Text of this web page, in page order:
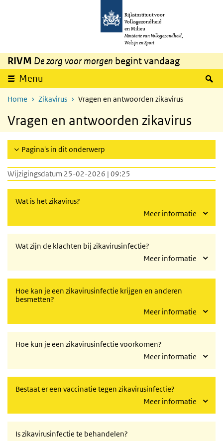
Overslaan en naar de inhoud gaan
Rijksinstituut voor
Volksgezondheid
en Milieu
Ministerie van Volksgezondheid,
Welzijn en Sport
RIVM De zorg voor morgen begint vandaag
Menu
Home Zikavirus Vragen en antwoorden zikavirus
Vragen en antwoorden zikavirus
Pagina's in dit onderwerp
Wijzigingsdatum 25-02-2026 | 09:25
Wat is het zikavirus?
Meer informatie
Wat zijn de klachten bij zikavirusinfectie?
Meer informatie
Hoe kan je een zikavirusinfectie krijgen en anderen
besmetten?
Meer informatie
Hoe kun je een zikavirusinfectie voorkomen?
Meer informatie
Bestaat er een vaccinatie tegen zikavirusinfectie?
Meer informatie
Is zikavirusinfectie te behandelen?